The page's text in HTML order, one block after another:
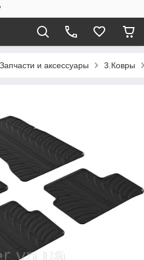
Запчасти и аксессуары 3.Ковры